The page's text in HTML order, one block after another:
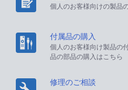
個人のお客様向けの製品
付属品の購入
個人のお客様向け製品の
品の部品の購入はこちら
修理のご相談